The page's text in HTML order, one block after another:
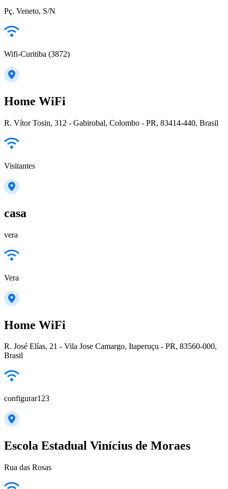
Pç. Veneto, S/N
Wifi-Curitiba (3872)
Home WiFi
R. Vítor Tosin, 312 - Gabirobal, Colombo - PR, 83414-440, Brasil
Visitantes
casa
vera
Vera
Home WiFi
R. José Elías, 21 - Vila Jose Camargo, Itaperuçu - PR, 83560-000,
Brasil
configurar123
Escola Estadual Vinícius de Moraes
Rua das Rosas